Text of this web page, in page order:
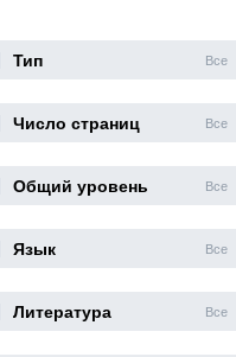
Тип Все
Число страниц Все
Общий уровень Все
Язык Все
Литература Все